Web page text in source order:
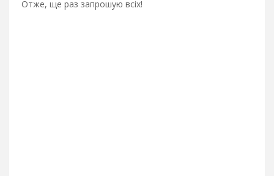
Отже, ще раз запрошую всіх!